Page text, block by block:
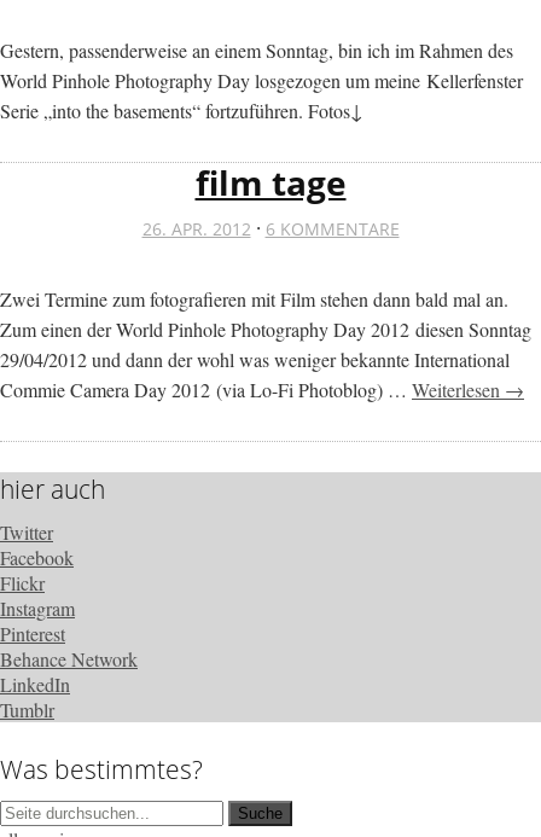
Gestern, passenderweise an einem Sonntag, bin ich im Rahmen des
World Pinhole Photography Day losgezogen um meine Kellerfenster
Serie „into the basements“ fortzuführen. Fotos↓
film tage
26. APR. 2012 · 6 KOMMENTARE
Zwei Termine zum fotografieren mit Film stehen dann bald mal an.
Zum einen der World Pinhole Photography Day 2012 diesen Sonntag
29/04/2012 und dann der wohl was weniger bekannte International
Commie Camera Day 2012 (via Lo-Fi Photoblog) … Weiterlesen →
hier auch
Twitter
Facebook
Flickr
Instagram
Pinterest
Behance Network
LinkedIn
Tumblr
Was bestimmtes?